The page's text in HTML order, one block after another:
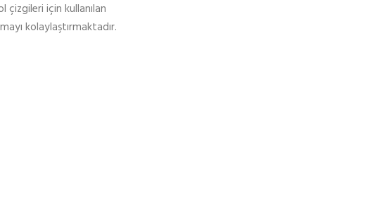
çizgileri için kullanılan
kolaylaştırmaktadır.